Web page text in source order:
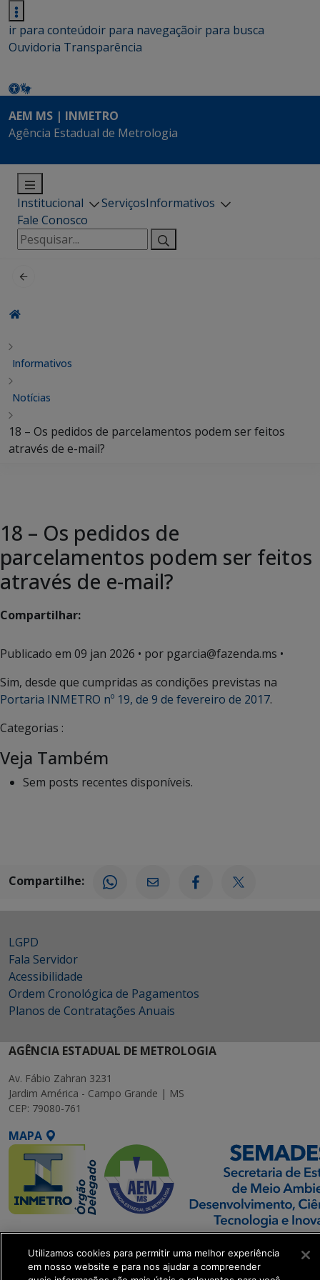
ir para conteúdoir para navegaçãoir para busca
Ouvidoria Transparência
AEM MS | INMETRO
Agência Estadual de Metrologia
Institucional ServiçosInformativos
Fale Conosco
Pesquisar
por:
Informativos
Notícias
18 – Os pedidos de parcelamentos podem ser feitos
através de e-mail?
18 – Os pedidos de
parcelamentos podem ser feitos
através de e-mail?
Compartilhar:
Publicado em 09 jan 2026 • por pgarcia@fazenda.ms •
Sim, desde que cumpridas as condições previstas na
Portaria INMETRO nº 19, de 9 de fevereiro de 2017.
Categorias :
Veja Também
Sem posts recentes disponíveis.
Compartilhe:
LGPD
Fala Servidor
Acessibilidade
Ordem Cronológica de Pagamentos
Planos de Contratações Anuais
AGÊNCIA ESTADUAL DE METROLOGIA
Av. Fábio Zahran 3231
Jardim América - Campo Grande | MS
CEP: 79080-761
MAPA
SETDIG | Secretaria-
Executiva de
Utilizamos cookies para permitir uma melhor experiência
em nosso website e para nos ajudar a compreender